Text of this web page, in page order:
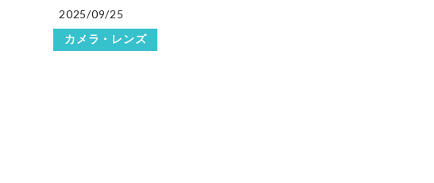
2025/09/25
カメラ・レンズ